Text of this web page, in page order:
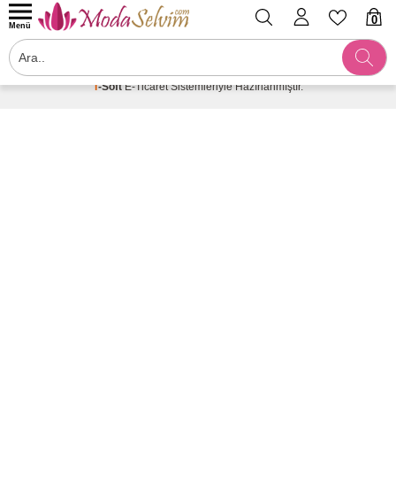
0
Menü
Sepetinizde Ürün Bulunmamaktadır
T-SoftE-TicaretSistemleriyle Hazırlanmıştır.